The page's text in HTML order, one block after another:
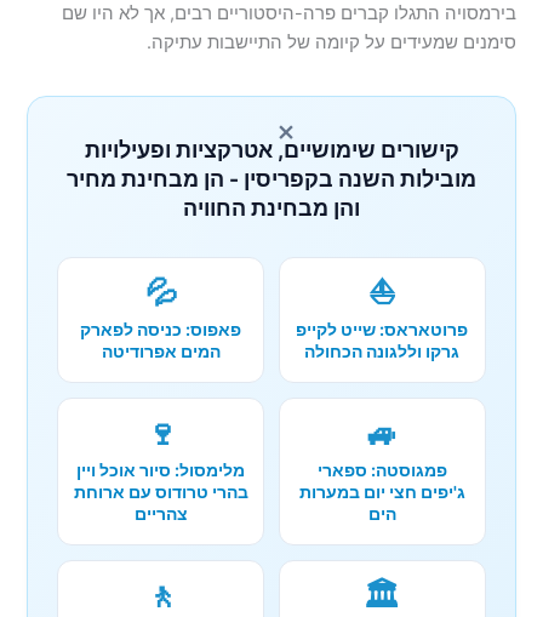
בירמסויה התגלו קברים פרה-היסטוריים רבים, אך לא היו שם
סימנים שמעידים על קיומה של התיישבות עתיקה.
×
קישורים שימושיים, אטרקציות ופעילויות
מובילות השנה בקפריסין - הן מבחינת מחיר
והן מבחינת החוויה
⛵
פרוטאראס: שייט לקייפ
גרקו וללגונה הכחולה
💦
פאפוס: כניסה לפארק
המים אפרודיטה
🚙
פמגוסטה: ספארי
ג'יפים חצי יום במערות
הים
🍷
מלימסול: סיור אוכל ויין
בהרי טרודוס עם ארוחת
צהריים
🏛️
🚶